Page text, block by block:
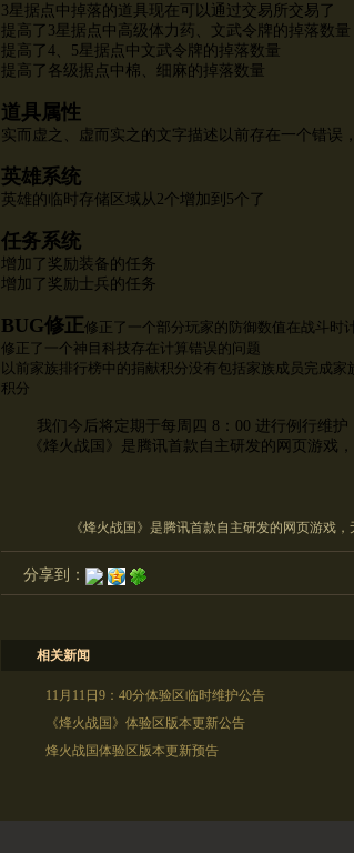
3星据点中掉落的道具现在可以通过交易所交易了
提高了 3星据点中 高级体力药、文武令牌的掉落数量
提高了4、5星据点中文武令牌的掉落数量
提高了各级据点中棉、细麻的掉落数量
道具属性
实而虚之、虚而实之的文字描述以前存在一个错误
英雄系统
英雄的临时存储区域从 2个增加到5个了
任务系统
增加了奖励装备的任务
增加了奖励士兵的任务
BUG修正修正了一个部分玩家的防御数值在战斗时
修正了一个神目科技存在计算错误的问题
以前家族排行榜中的捐献积分没有包括家族成员完成
积分
我们今后将定期于每周四 8 ：00 进行例行维
《烽火战国》是腾讯首款自主研发的网页游戏，
《烽火战国》是腾讯首款自主研发的网页游戏
分享到：
相关新闻
11月11日9：40分体验区临时维护公告
《烽火战国》体验区版本更新公告
烽火战国体验区版本更新预告